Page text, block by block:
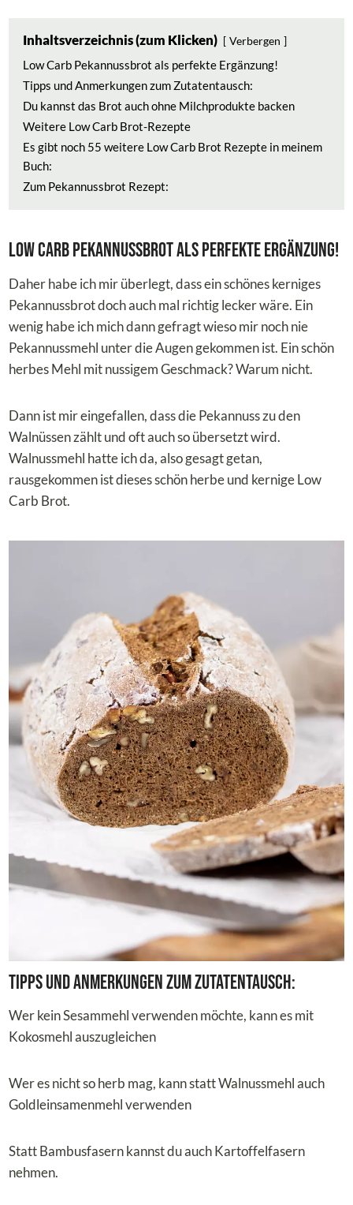
Inhaltsverzeichnis (zum Klicken) Verbergen
Low Carb Pekannussbrot als perfekte Ergänzung!
Tipps und Anmerkungen zum Zutatentausch:
Du kannst das Brot auch ohne Milchprodukte backen
Weitere Low Carb Brot-Rezepte
Es gibt noch 55 weitere Low Carb Brot Rezepte in meinem
Buch:
Zum Pekannussbrot Rezept:
Low Carb Pekannussbrot als perfekte Ergänzung!
Daher habe ich mir überlegt, dass ein schönes kerniges
Pekannussbrot doch auch mal richtig lecker wäre. Ein
wenig habe ich mich dann gefragt wieso mir noch nie
Pekannussmehl unter die Augen gekommen ist. Ein schön
herbes Mehl mit nussigem Geschmack? Warum nicht.
Dann ist mir eingefallen, dass die Pekannuss zu den
Walnüssen zählt und oft auch so übersetzt wird.
Walnussmehl hatte ich da, also gesagt getan,
rausgekommen ist dieses schön herbe und kernige Low
Carb Brot.
Tipps und Anmerkungen zum Zutatentausch:
Wer kein Sesammehl verwenden möchte, kann es mit
Kokosmehl auszugleichen
Wer es nicht so herb mag, kann statt Walnussmehl auch
Goldleinsamenmehl verwenden
Statt Bambusfasern kannst du auch Kartoffelfasern
nehmen.